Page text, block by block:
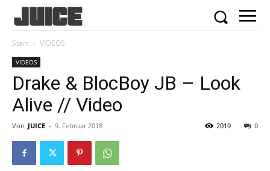
Start VIDEOS
VIDEOS
Drake & BlocBoy JB – Look
Alive // Video
Von JUICE - 9. Februar 2018 0
2019